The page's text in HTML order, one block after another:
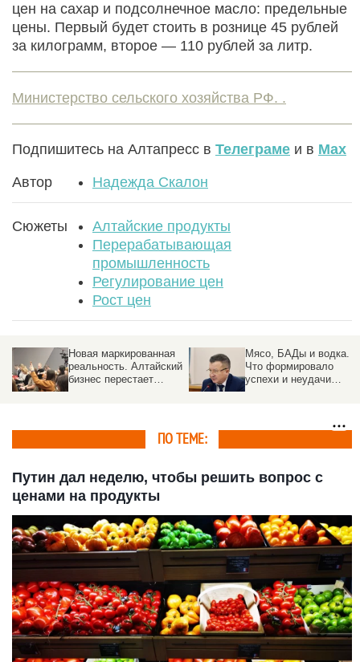
цен на сахар и подсолнечное масло: предельные
цены. Первый будет стоить в рознице 45 рублей
за килограмм, второе — 110 рублей за литр.
Министерство сельского хозяйства РФ. .
Подпишитесь на Алтапресс в Телеграме и в Max
Автор Надежда Скалон
Сюжеты
Алтайские продукты
Перерабатывающая
промышленность
Регулирование цен
Рост цен
Мясо, БАДы и водка.
Что формировало
успехи и неудачи
Вторсырье — в дело.
Алтайский край
запускает программу
ПО ТЕМЕ:
Путин дал неделю, чтобы решить вопрос с
ценами на продукты